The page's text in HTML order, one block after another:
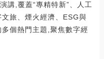
講,覆蓋“專精特新”、人工
旅、煙火經濟、ESG與
個熱門主題,聚焦數字經